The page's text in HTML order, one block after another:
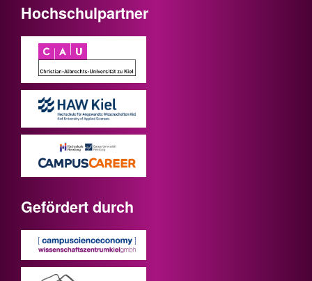
Hochschulpartner
Gefördert durch